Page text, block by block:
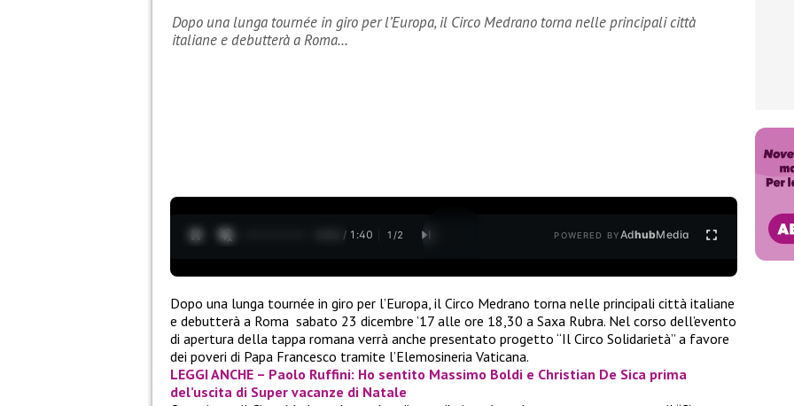
Dopo una lunga tournée in giro per l’Europa, il Circo Medrano torna nelle principali città
italiane e debutterà a Roma…
0:27 / 1:40 1 /2 POWERED BYAdhubMedia
Dopo una lunga tournée in giro per l’Europa, il Circo Medrano torna nelle principali città italiane
e debutterà a Roma sabato 23 dicembre ’17 alle ore 18,30 a Saxa Rubra. Nel corso dell’evento
di apertura della tappa romana verrà anche presentato progetto “Il Circo Solidarietà” a favore
dei poveri di Papa Francesco tramite l’Elemosineria Vaticana.
LEGGI ANCHE – Paolo Ruffini: Ho sentito Massimo Boldi e Christian De Sica prima
del’uscita di Super vacanze di Natale